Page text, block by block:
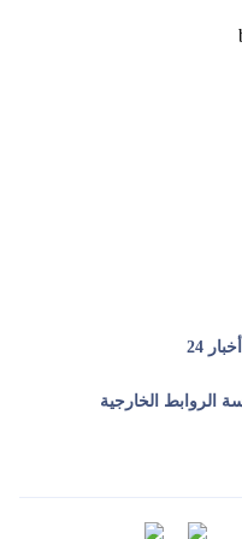
24
الروابط الخارجية